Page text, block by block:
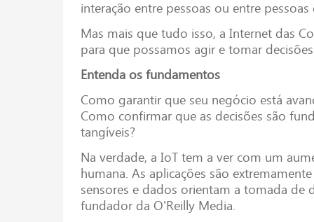
interação entre pessoas ou entre
Mas mais que tudo isso, a Internet das
para que possamos agir e tomar
Entenda os fundamentos
Como garantir que seu negócio está
Como confirmar que as decisões são
tangíveis?
Na verdade, a IoT tem a ver com um
humana. As aplicações são
sensores e dados orientam a tomada de
fundador da O'Reilly Media.